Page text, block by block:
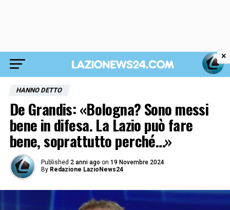
HANNO DETTO
De Grandis: «Bologna? Sono messi
bene in difesa. La Lazio può fare
bene, soprattutto perché…»
Published 2 anni ago on 19 Novembre 2024
By Redazione LazioNews24
×